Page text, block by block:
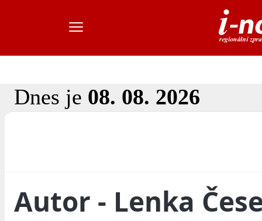
Dnes je 08. 08. 2026
Autor - Lenka